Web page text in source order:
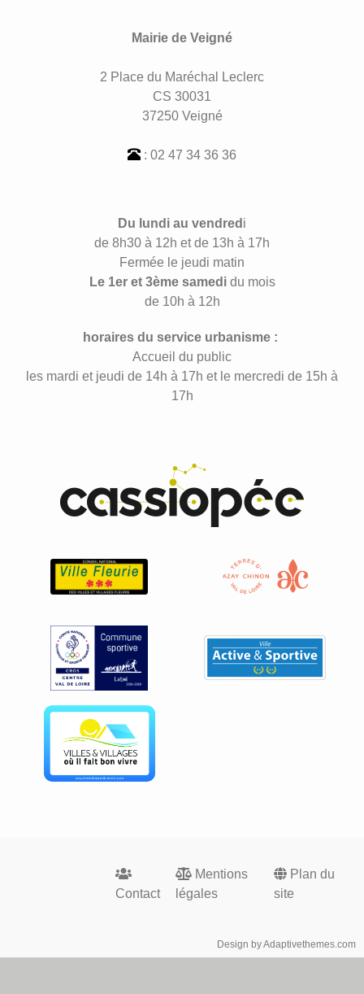
Mairie de Veigné
2 Place du Maréchal Leclerc
CS 30031
37250 Veigné
: 02 47 34 36 36
Du lundi au vendred i
de 8h30 à 12h et de 13h à 17h
Fermée le jeudi matin
Le 1er et 3ème samedidu mois
de 10h à 12h
horaires du service urbanisme :
Accueil du public
les mardi et jeudi de 14h à 17h et le mercredi de 15h à
17h
Footer
menu
Contact
Mentions
légales
Plan du
site
Design by Adaptivethemes.com